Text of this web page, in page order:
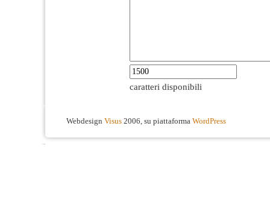
caratteri disponibili
Webdesign Visus 2006, su piattaforma WordPress